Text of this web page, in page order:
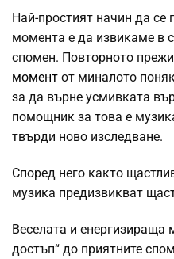
Най-простият начин да се
момента е да извикаме в
спомен. Повторното
момент от миналото
за да върне усмивката
помощник за това е
твърди ново изследване.
Според него както
музика предизвикват
Веселата и енергизираща
достъп“ до приятните